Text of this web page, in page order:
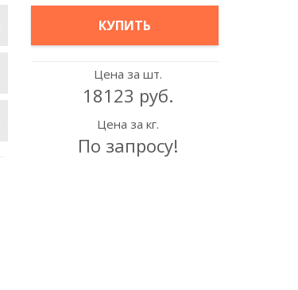
КУПИТЬ
Цена за шт.
18123 руб.
Цена за кг.
По запросу!